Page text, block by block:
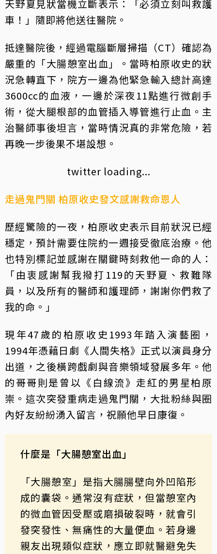
天野夏見狀當機立斷表示：「必須立刻叫救護
車！」隨即將他送往醫院。
抵達醫院後，經過電腦斷層掃描（CT）確認為
嚴重的「大腸憩室出血」。當時柏原收史的狀
況急轉直下，院方一邊為他緊急輸入總計高達
3600cc的血液，一邊於深夜11點進行微創手
術，從大腿根部的血管插入導管進行止血。主
治醫師事後坦言，當時情況真的非常危險，若
再晚一步後果不堪設想。
twitter loading...
走過鬼門關 柏原收史發文感謝救命恩人
歷經驚險的一夜，柏原收史表示目前狀況已經
穩定，預計需要住院約一週接受徹底治療。他
也特別標記並感謝在關鍵時刻救他一命的人：
「由衷感謝幫我撥打119的天野夏、救難隊
員，以及所有的醫師和護理師，謝謝你們救了
我的命。」
現年47歲的柏原收史1993年踏入演藝圈，
1994年憑藉日劇《人間失格》正式以演員身分
出道，之後橫跨戲劇與音樂領域發展多年。他
的哥哥則是曾以《白線流》走紅的男星柏原
崇。這次突發重病走過鬼門關，大批粉絲與圈
內好友紛紛湧入留言，祝願他早日康復。
什麼是「大腸憩室出血」
「大腸憩室」是指大腸腸壁向外凹陷形
成的囊袋。通常沒有症狀，但當憩室內
的微血管因受壓或磨損破裂時，就會引
發突發性、無痛性的大量便血。若身邊
親友出現類似症狀，應立即就醫避免失